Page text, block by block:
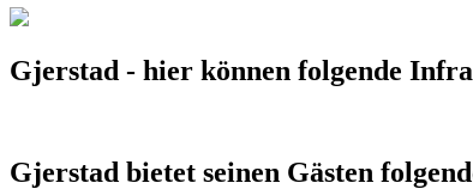
Gjerstad - hier können folgende
Gjerstad bietet seinen Gästen